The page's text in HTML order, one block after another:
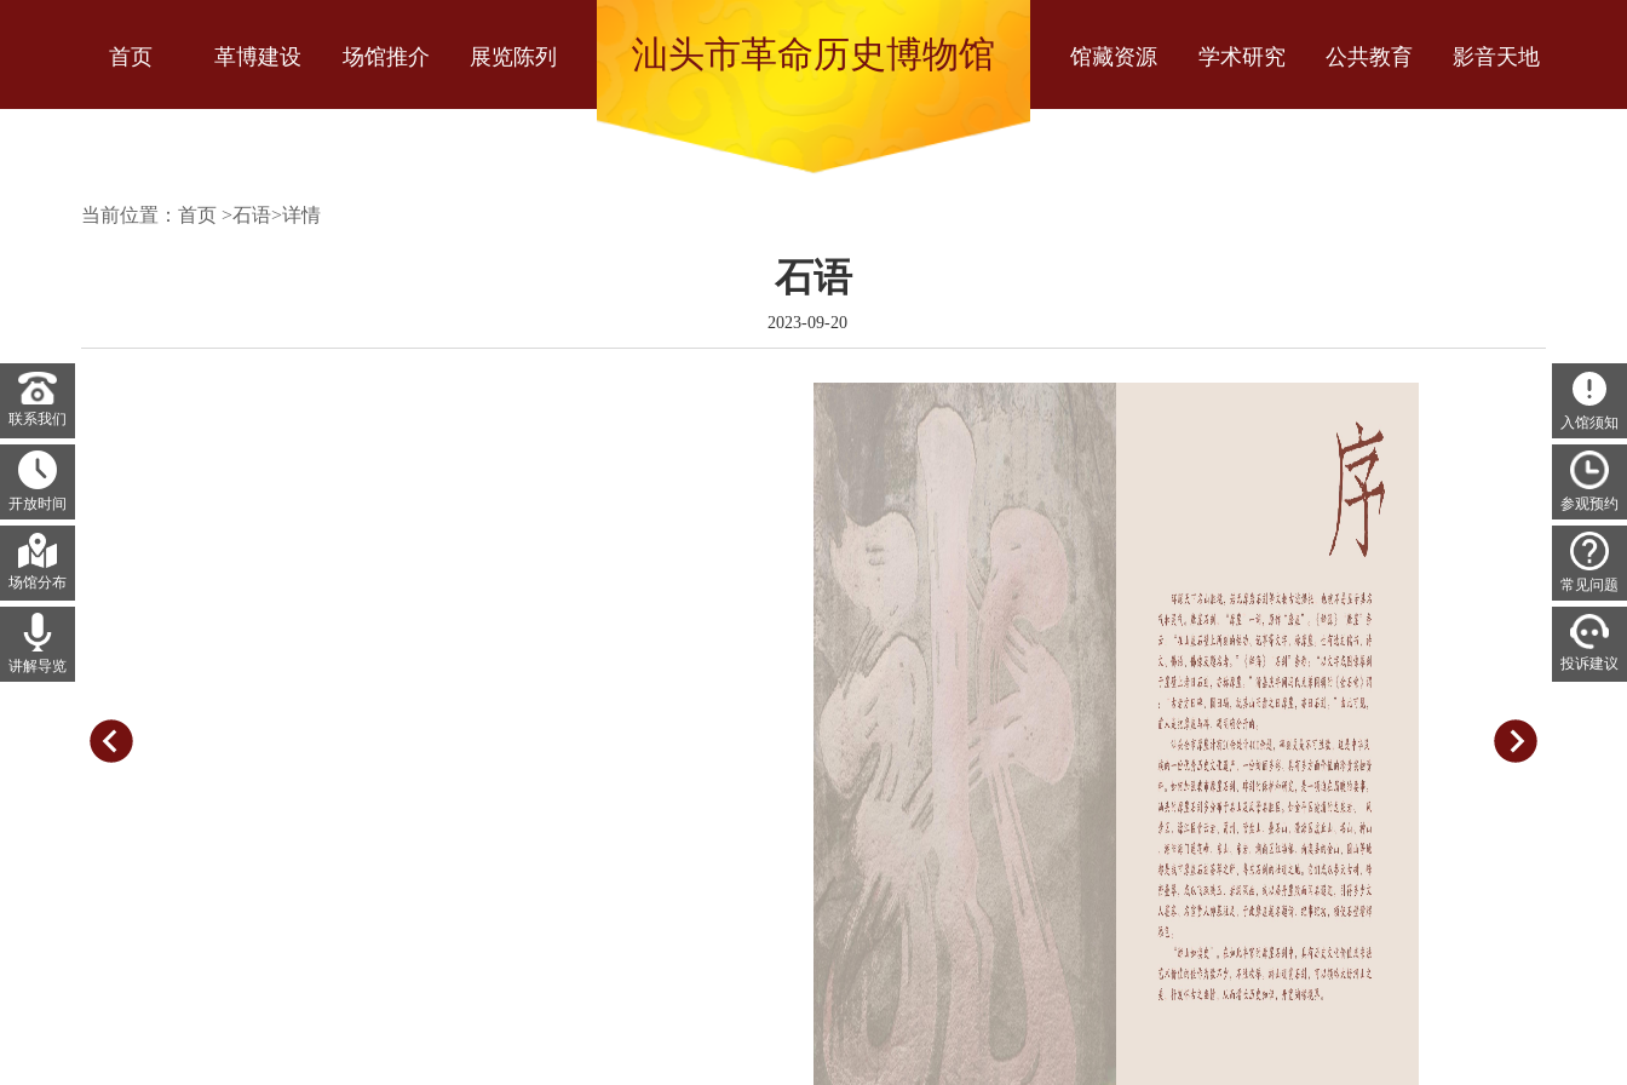
首页 革博建设 场馆推介 展览陈列 汕头市革命历史博物馆 馆藏资源 学术研究 公共教育 影音天地
入馆须知
参观预约
常见问题
投诉建议
联系我们
开放时间
场馆分布
讲解导览
当前位置： 首页 >石语>详情
石语
2023-09-20